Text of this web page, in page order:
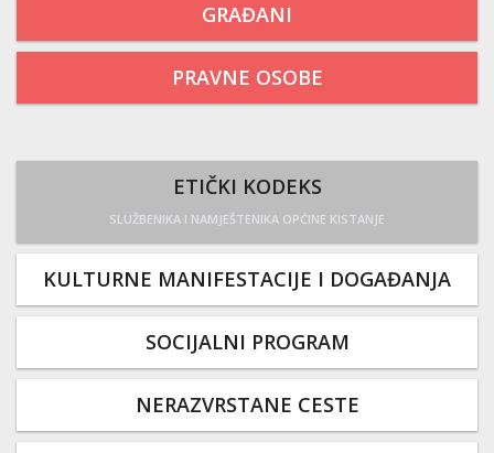
GRAĐANI
PRAVNE OSOBE
ETIČKI KODEKS
SLUŽBENIKA I NAMJEŠTENIKA OPĆINE KISTANJE
KULTURNE MANIFESTACIJE I DOGAĐANJA
SOCIJALNI PROGRAM
NERAZVRSTANE CESTE